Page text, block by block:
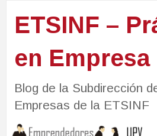
ETSINF –
en Empresa
Blog de la Subdirección
Empresas de la ETSINF